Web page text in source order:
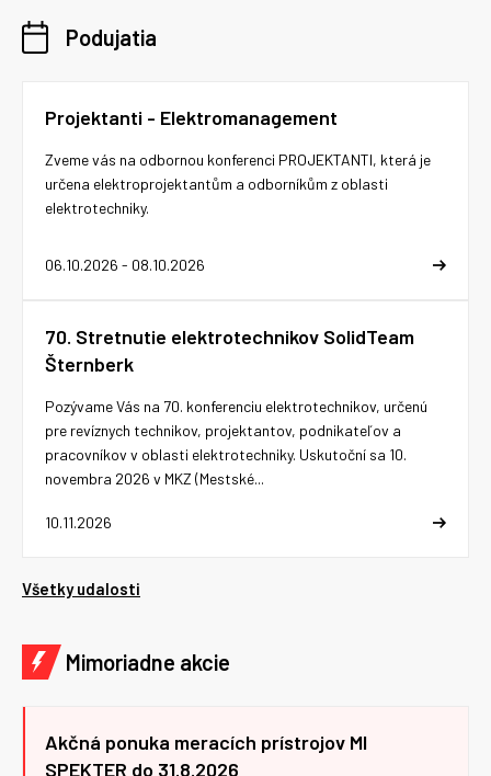
Podujatia
Projektanti - Elektromanagement
06.10.2026 - 08.10.2026
Zveme vás na odbornou konferenci PROJEKTANTI, která je
určena elektroprojektantům a odborníkům z oblasti
elektrotechniky.
70. Stretnutie elektrotechnikov SolidTeam
Šternberk
10.11.2026
Pozývame Vás na 70. konferenciu elektrotechnikov, určenú
pre revíznych technikov, projektantov, podnikateľov a
pracovníkov v oblasti elektrotechniky. Uskutoční sa 10.
novembra 2026 v MKZ (Mestské...
Všetky udalosti
Mimoriadne akcie
Akčná ponuka meracích prístrojov MI
SPEKTER do 31.8.2026